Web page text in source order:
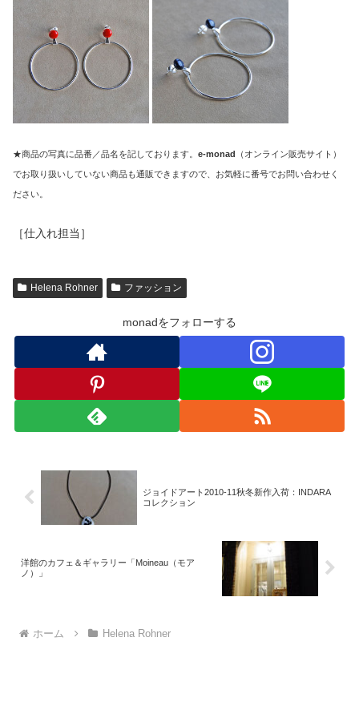
★商品の写真に品番／品名を記しております。 e-monad （オンライン販売サイト）
でお取り扱いしていない商品も通販できますので、お気軽に番号でお問い合わせく
ださい。
［仕入れ担当］
Helena Rohner ファッション
monadをフォローする
ジョイドアート2010-11秋冬新作入荷：INDARA
コレクション
洋館のカフェ＆ギャラリー「Moineau（モア
ノ）」
ホーム Helena Rohner